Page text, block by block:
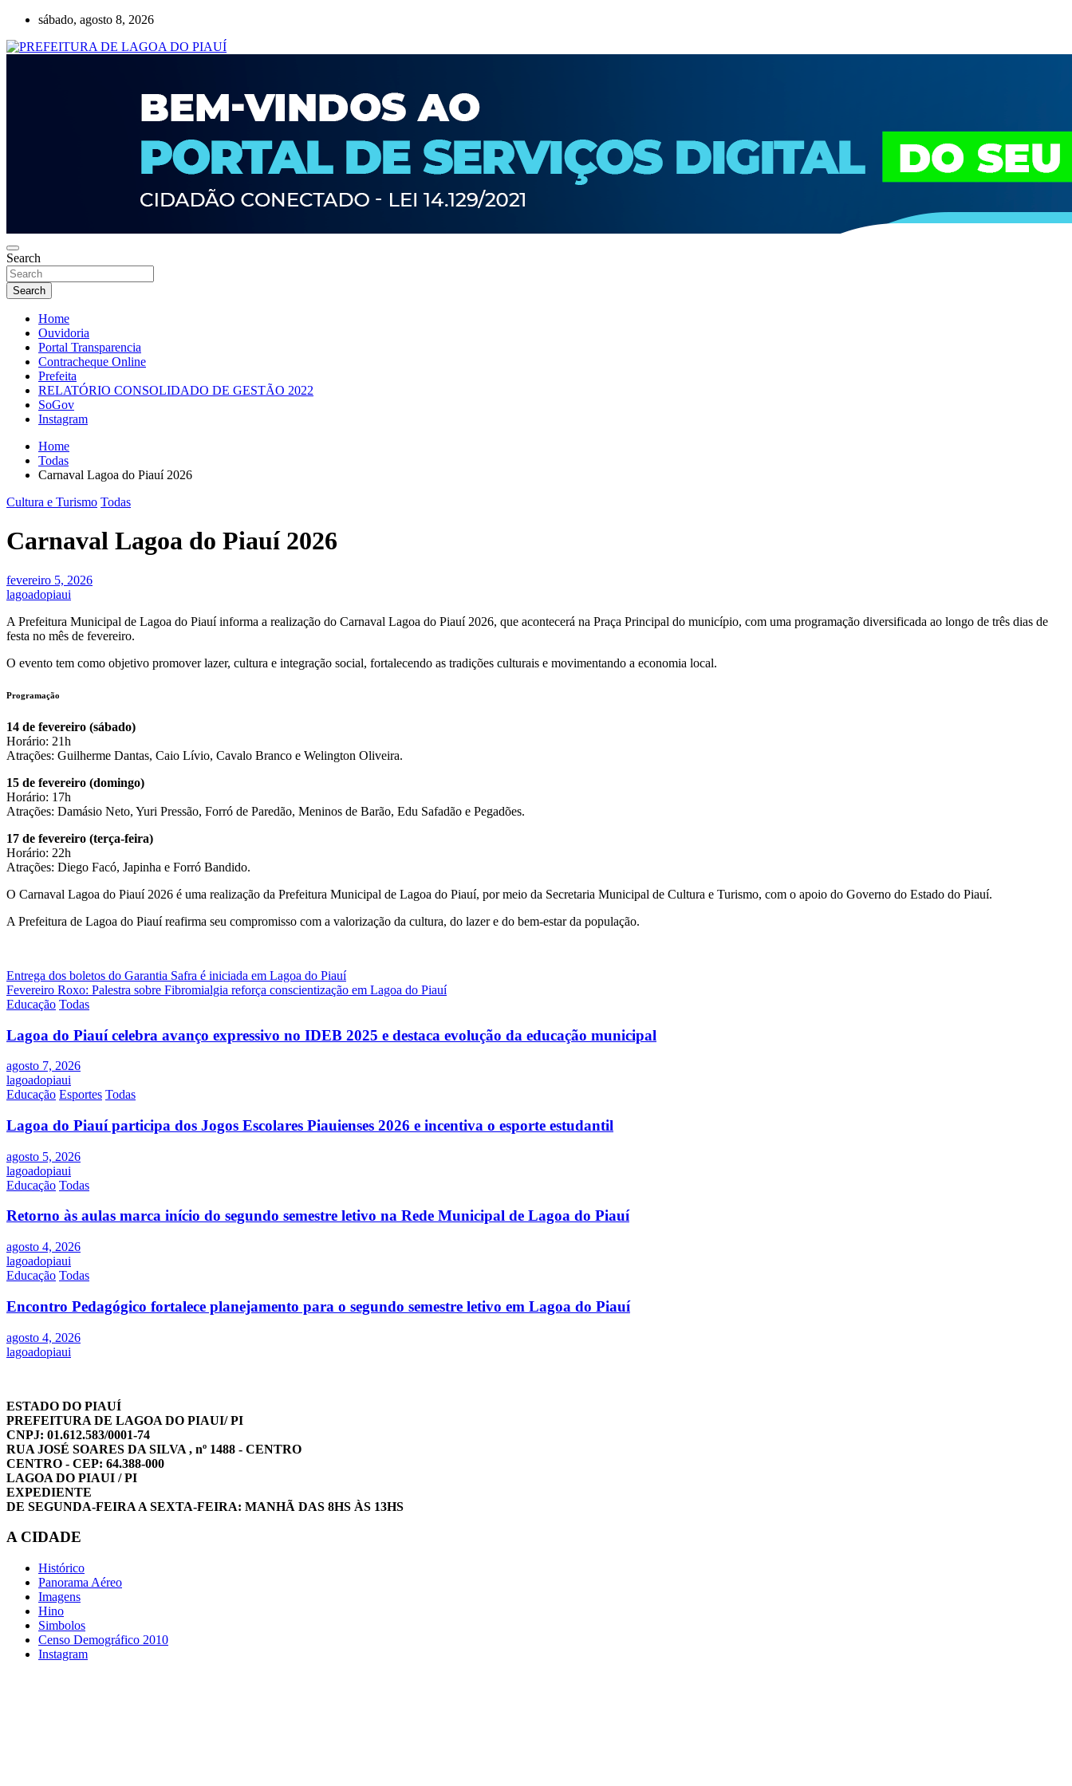
Skip
content
sábado, agosto 8, 2026
Search
Search
Home
Ouvidoria
Portal Transparencia
Contracheque Online
Prefeita
RELATÓRIO CONSOLIDADO DE GESTÃO 2022
SoGov
Instagram
Home
Todas
Carnaval Lagoa do Piauí 2026
Cultura e Turismo Todas
Carnaval Lagoa do Piauí 2026
fevereiro 5, 2026
lagoadopiaui
A Prefeitura Municipal de Lagoa do Piauí informa a realização do Carnaval Lagoa do Piauí 2026, que acontecerá na Praça Principal do município, com uma programação diversificada ao longo de três dias de
festa no mês de fevereiro.
O evento tem como objetivo promover lazer, cultura e integração social, fortalecendo as tradições culturais e movimentando a economia local.
Programação
14 de fevereiro (sábado)
Horário: 21h
Atrações: Guilherme Dantas, Caio Lívio, Cavalo Branco e Welington Oliveira.
15 de fevereiro (domingo)
Horário: 17h
Atrações: Damásio Neto, Yuri Pressão, Forró de Paredão, Meninos de Barão, Edu Safadão e Pegadões.
17 de fevereiro (terça-feira)
Horário: 22h
Atrações: Diego Facó, Japinha e Forró Bandido.
O Carnaval Lagoa do Piauí 2026 é uma realização da Prefeitura Municipal de Lagoa do Piauí, por meio da Secretaria Municipal de Cultura e Turismo, com o apoio do Governo do Estado do Piauí.
A Prefeitura de Lagoa do Piauí reafirma seu compromisso com a valorização da cultura, do lazer e do bem-estar da população.
Navegação
de
Entrega dos boletos do Garantia Safra é iniciada em Lagoa do Piauí
Fevereiro Roxo: Palestra sobre Fibromialgia reforça conscientização em Lagoa do Piauí
Educação Todas
Lagoa do Piauí celebra avanço expressivo no IDEB 2025 e destaca evolução da educação municipal
agosto 7, 2026
lagoadopiaui
Educação Esportes Todas
Lagoa do Piauí participa dos Jogos Escolares Piauienses 2026 e incentiva o esporte estudantil
agosto 5, 2026
lagoadopiaui
Educação Todas
Retorno às aulas marca início do segundo semestre letivo na Rede Municipal de Lagoa do Piauí
agosto 4, 2026
lagoadopiaui
Educação Todas
Encontro Pedagógico fortalece planejamento para o segundo semestre letivo em Lagoa do Piauí
agosto 4, 2026
lagoadopiaui
ESTADO DO PIAUÍ
PREFEITURA DE LAGOA DO PIAUI/ PI
CNPJ: 01.612.583/0001-74
RUA JOSÉ SOARES DA SILVA , nº 1488 - CENTRO
CENTRO - CEP: 64.388-000
LAGOA DO PIAUI / PI
EXPEDIENTE
DE SEGUNDA-FEIRA A SEXTA-FEIRA: MANHÃ DAS 8HS ÀS 13HS
A CIDADE
Histórico
Panorama Aéreo
Imagens
Hino
Simbolos
Censo Demográfico 2010
Instagram